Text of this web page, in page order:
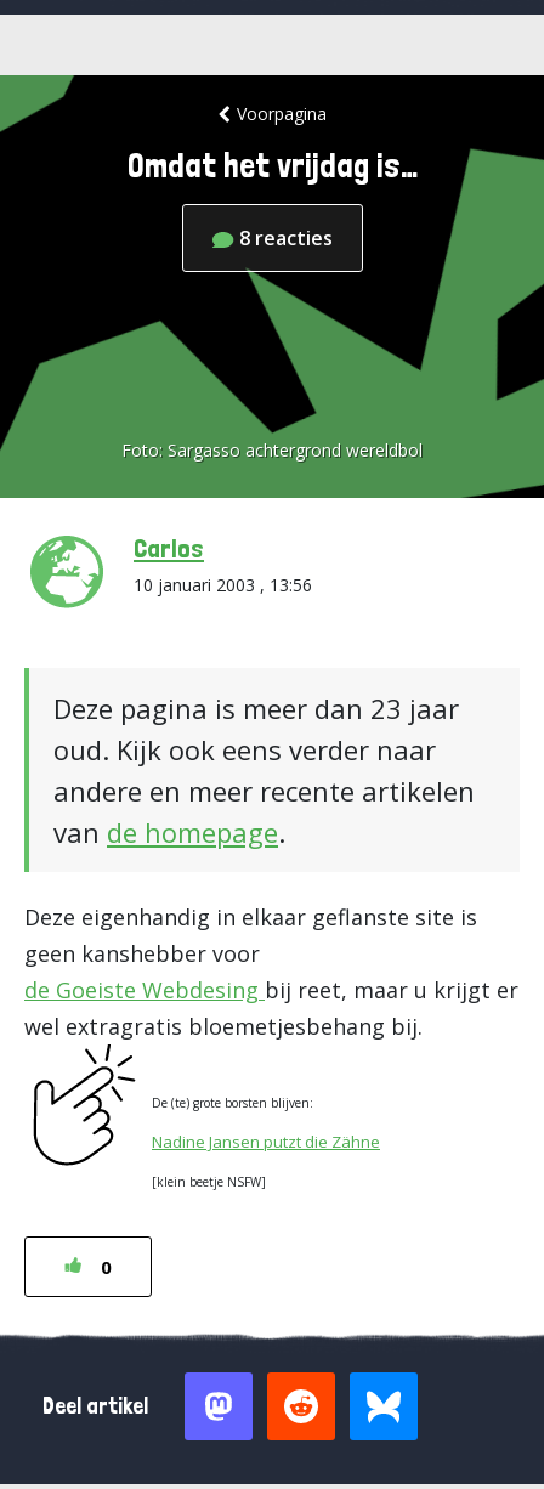
Voorpagina
Omdat het vrijdag is…
8 reacties
Foto: Sargasso achtergrond wereldbol
Carlos
10 januari 2003 , 13:56
Deze pagina is meer dan 23 jaar
oud. Kijk ook eens verder naar
andere en meer recente artikelen
van de homepage.
Deze eigenhandig in elkaar geflanste site is
geen kanshebber voor
de Goeiste Webdesing bij reet, maar u krijgt er
wel extragratis bloemetjesbehang bij.
De (te) grote borsten blijven:
Nadine Jansen putzt die Zähne
[klein beetje NSFW]
0
Deel artikel